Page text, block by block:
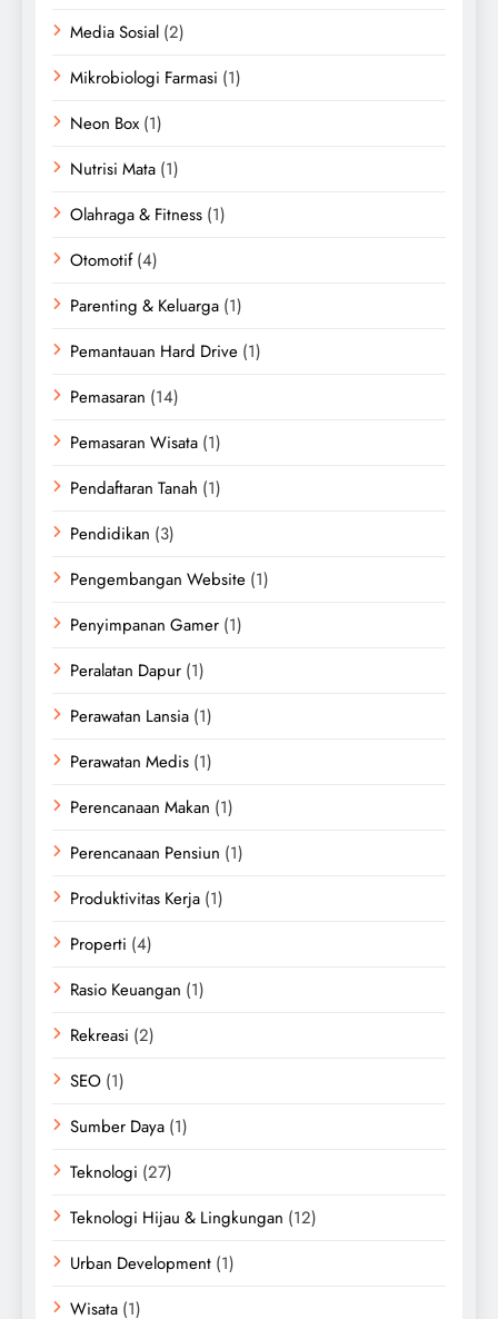
Media Sosial (2)
Mikrobiologi Farmasi (1)
Neon Box (1)
Nutrisi Mata (1)
Olahraga & Fitness (1)
Otomotif(4)
Parenting & Keluarga (1)
Pemantauan Hard Drive (1)
Pemasaran (14)
Pemasaran Wisata (1)
Pendaftaran Tanah (1)
Pendidikan (3)
Pengembangan Website (1)
Penyimpanan Gamer (1)
Peralatan Dapur (1)
Perawatan Lansia (1)
Perawatan Medis (1)
Perencanaan Makan (1)
Perencanaan Pensiun (1)
Produktivitas Kerja (1)
Properti (4)
Rasio Keuangan (1)
Rekreasi (2)
SEO (1)
Sumber Daya (1)
Teknologi (27)
Teknologi Hijau & Lingkungan (12)
Urban Development (1)
Wisata (1)